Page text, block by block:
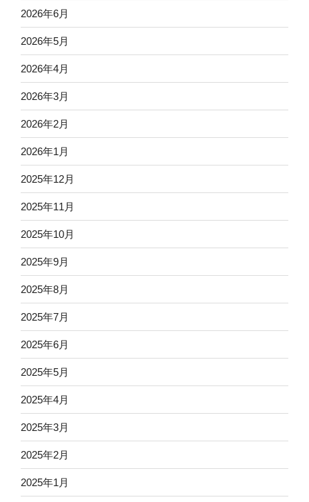
2026年6月
2026年5月
2026年4月
2026年3月
2026年2月
2026年1月
2025年12月
2025年11月
2025年10月
2025年9月
2025年8月
2025年7月
2025年6月
2025年5月
2025年4月
2025年3月
2025年2月
2025年1月